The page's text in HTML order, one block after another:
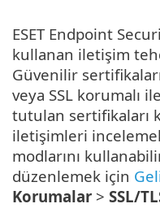
ESET Endpoint
kullanan iletişim
Güvenilir
veya SSL korumalı
tutulan sertifikaları
iletişimleri
modlarını
düzenlemek için
Korumalar > SSL/